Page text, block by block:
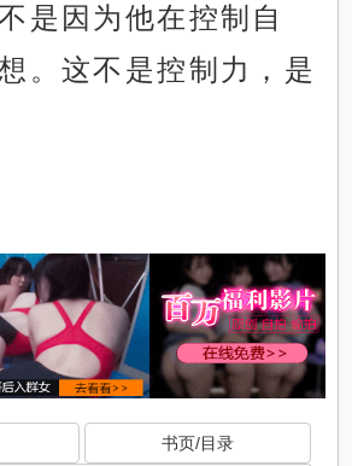
是因为他在控制自
。这不是控制力，是
书页/目录